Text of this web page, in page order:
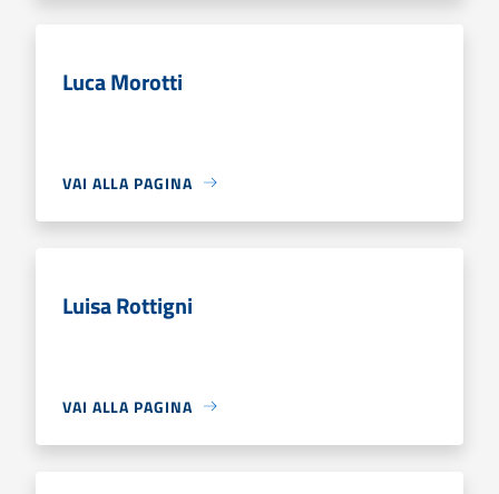
Luca Morotti
VAI ALLA PAGINA
Luisa Rottigni
VAI ALLA PAGINA